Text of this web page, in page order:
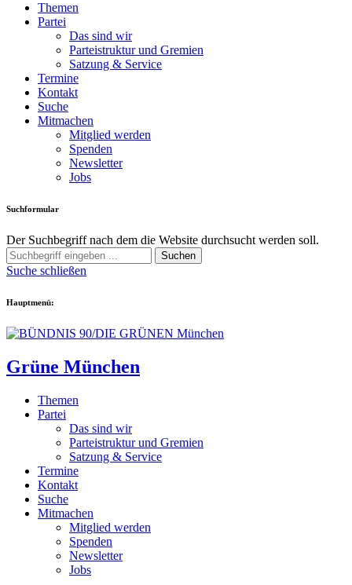
Themen
Partei
Das sind wir
Parteistruktur und Gremien
Satzung & Service
Termine
Kontakt
Suche
Mitmachen
Mitglied werden
Spenden
Newsletter
Jobs
Suchformular
Der Suchbegriff nach dem die Website durchsucht werden soll.
Suchen
Suche schließen
Hauptmenü:
Grüne München
Themen
Partei
Das sind wir
Parteistruktur und Gremien
Satzung & Service
Termine
Kontakt
Suche
Mitmachen
Mitglied werden
Spenden
Newsletter
Jobs